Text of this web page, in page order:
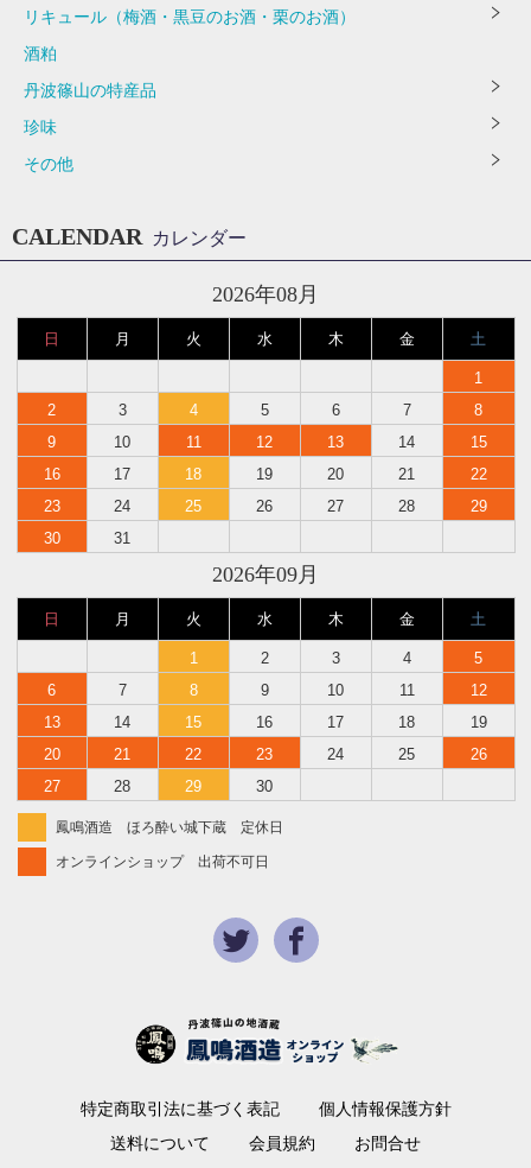
リキュール（梅酒・黒豆のお酒・栗のお酒）
酒粕
丹波篠山の特産品
珍味
その他
CALENDAR カレンダー
2026年08月
日 月 火 水 木 金 土
1
2
3 4 5 6 7
8
9
10 11 12 13 14
15
16
17 18 19 20 21
22
23
24 25 26 27 28
29
30
31
2026年09月
日 月 火 水 木 金 土
1 2 3 4
5
6
7 8 9 10 11
12
13
14 15 16 17 18
19
20
21 22 23 24 25
26
27
28 29 30
鳳鳴酒造 ほろ酔い城下蔵 定休日
オンラインショップ 出荷不可日
特定商取引法に基づく表記
個人情報保護方針
送料について
会員規約 お問合せ